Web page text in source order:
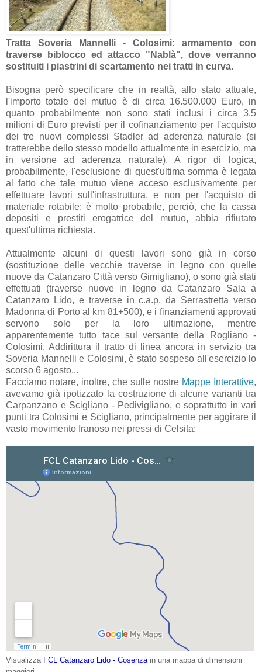
Tratta Soveria Mannelli - Colosimi: armamento con
traverse biblocco ed attacco "Nablà", dove verranno
sostituiti i piastrini di scartamento nei tratti in curva.
Bisogna però specificare che in realtà, allo stato attuale,
l'importo totale del mutuo è di circa 16.500.000 Euro, in
quanto probabilmente non sono stati inclusi i circa 3,5
milioni di Euro previsti per il cofinanziamento per l'acquisto
dei tre nuovi complessi Stadler ad aderenza naturale (si
tratterebbe dello stesso modello attualmente in esercizio, ma
in versione ad aderenza naturale). A rigor di logica,
probabilmente, l'esclusione di quest'ultima somma è legata
al fatto che tale mutuo viene acceso esclusivamente per
effettuare lavori sull'infrastruttura, e non per l'acquisto di
materiale rotabile: è molto probabile, perciò, che la cassa
depositi e prestiti erogatrice del mutuo, abbia rifiutato
quest'ultima richiesta.
Attualmente alcuni di questi lavori sono già in corso
(sostituzione delle vecchie traverse in legno con quelle
nuove da Catanzaro Città verso Gimigliano), o sono già stati
effettuati (traverse nuove in legno da Catanzaro Sala a
Catanzaro Lido, e traverse in c.a.p. da Serrastretta verso
Madonna di Porto al km 81+500), e i finanziamenti approvati
servono solo per la loro ultimazione, mentre
apparentemente tutto tace sul versante della Rogliano -
Colosimi. Addirittura il tratto di linea ancora in servizio tra
Soveria Mannelli e Colosimi, è stato sospeso all'esercizio lo
scorso 6 agosto...
Facciamo notare, inoltre, che sulle nostre Mappe Interattive,
avevamo già ipotizzato la costruzione di alcune varianti tra
Carpanzano e Scigliano - Pedivigliano, e soprattutto in vari
punti tra Colosimi e Scigliano, principalmente per aggirare il
vasto movimento franoso nei pressi di Celsita:
Visualizza FCL Catanzaro Lido - Cosenza in una mappa di dimensioni